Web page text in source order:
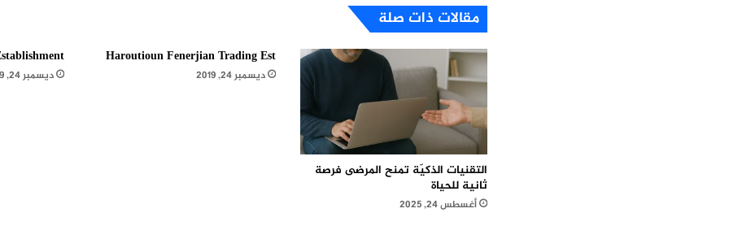
مقالات ذات صلة
التقنيات الذكيّة تمنح المرضى فرصة
ثانية للحياة
أغسطس 24, 2025
Haroutioun Fenerjian Trading Est
ديسمبر 24, 2019 ديسمبر 24, 2019